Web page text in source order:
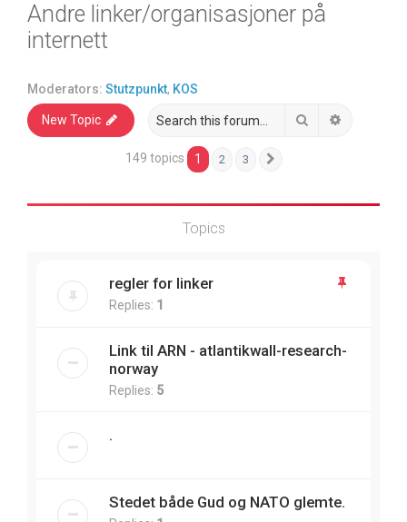
Andre linker/organisasjoner på
internett
Moderators: Stutzpunkt, KOS
New Topic Search
149 topics 1 2 3
Topics
regler for linker
Replies: 1
Link til ARN - atlantikwall-research-
norway
Replies: 5
.
Stedet både Gud og NATO glemte.